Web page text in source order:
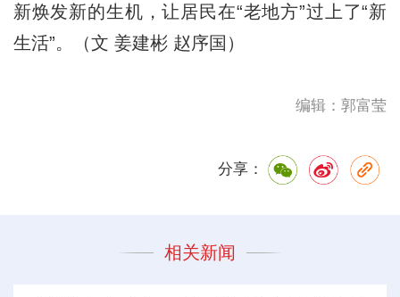
新焕发新的生机，让居民在“老地方”过上了“新
生活”。（文 姜建彬 赵序国）
编辑：郭富莹
分享：
相关新闻